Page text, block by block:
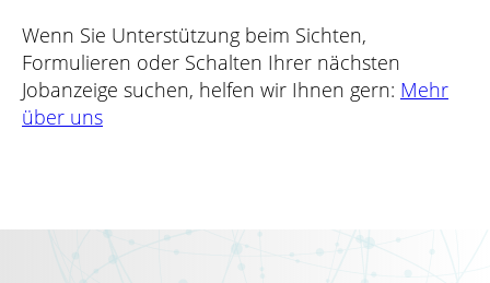
Wenn Sie Unterstützung beim Sichten,
Formulieren oder Schalten Ihrer nächsten
Jobanzeige suchen, helfen wir Ihnen gern: Mehr
über uns